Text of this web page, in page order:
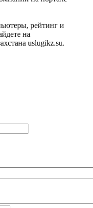
рейтинг и
на
uslugikz.su.